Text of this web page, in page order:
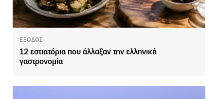
ΕΞΟΔΟΣ
12 εστιατόρια που άλλαξαν την ελληνική
γαστρονομία